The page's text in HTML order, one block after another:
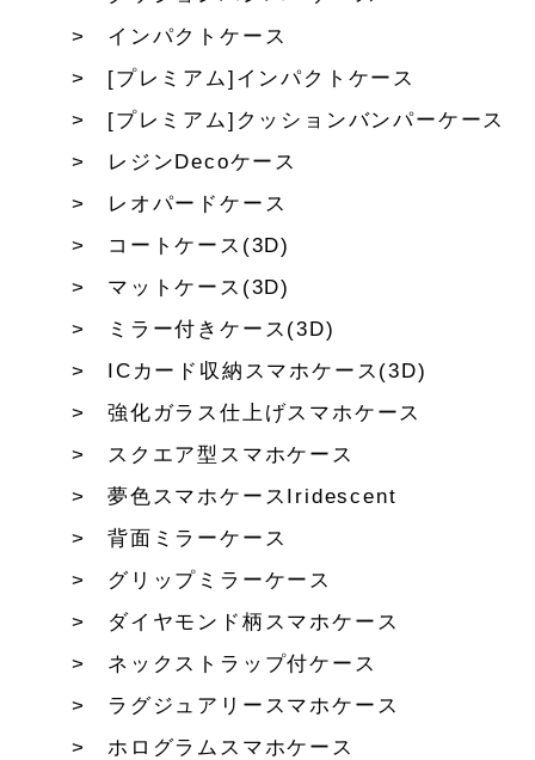
インパクトケース
[プレミアム]インパクトケース
[プレミアム]クッションバンパーケース
レジンDecoケース
レオパードケース
コートケース(3D)
マットケース(3D)
ミラー付きケース(3D)
ICカード収納スマホケース(3D)
強化ガラス仕上げスマホケース
スクエア型スマホケース
夢色スマホケースIridescent
背面ミラーケース
グリップミラーケース
ダイヤモンド柄スマホケース
ネックストラップ付ケース
ラグジュアリースマホケース
ホログラムスマホケース